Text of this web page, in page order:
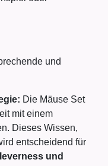
und
Die Mäuse Set
mit einem
Dieses Wissen,
entscheidend für
und